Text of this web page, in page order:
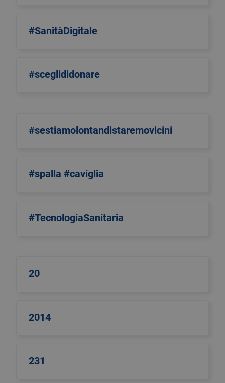
#SanitàDigitale
#sceglididonare
#sestiamolontandistaremovicini
#spalla #caviglia
#TecnologiaSanitaria
20
2014
231